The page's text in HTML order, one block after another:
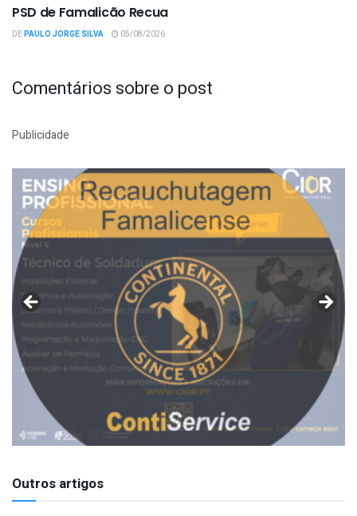
PSD de Famalicão Recua
DEPAULO JORGE SILVA 05/08/2026
Comentários sobre o post
Publicidade
Outros artigos